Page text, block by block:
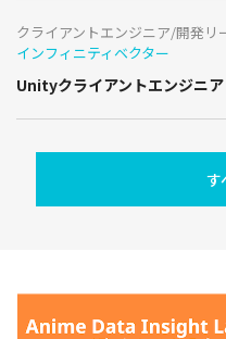
クライアントエンジニア/開発リ
インフィニティベクター
Unityクライアントエンジニア
す